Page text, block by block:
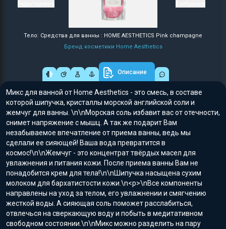
Тело: Средства для ванны : HOME AESTHETICS Pink champagne
Бренд косметики Home Aesthetics
Описание
Микс для ванной от Home Aesthetics - это смесь, в составе
которой шипучка, кристаллы морской английской соли и
жемчуг для ванны. \n\nМорская соль избавит вас от отечности,
снимет напряжение с мышц. А так же подарит Вам
незабываемое впечатление от приема ванны, ведь мы
сделали ее сияющей! Ваша вода превратится в
космос!\n\nЖемчуг - это концентрат твёрдых масел для
увлажнения и питания кожи. После приема ванны Вам не
понадобится крем для тела!\n\nШипучка насыщена сухим
молоком для бархатистости кожи.\n<p>\nВсе компоненты
направлены на уход за телом, его увлажнении и смягчению
жесткой воды. А сияющая соль поможет расслабиться,
отвлечься на сверкающую воду и побыть в медитативном
свободном состоянии.\n\nМикс можно разделить на пару